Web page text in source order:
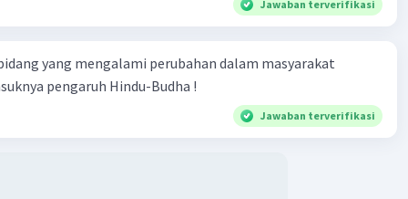
·0.0(0) Balas
Jawaban terverifikasi
yang mengalami perubahan dalam masyarakat
pengaruh Hindu-Budha !
Jawaban terverifikasi